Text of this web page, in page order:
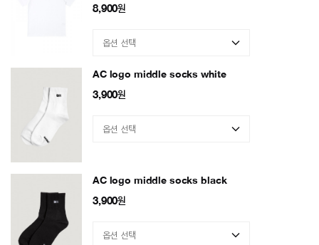
8,900원
AC logo middle socks white
3,900원
AC logo middle socks black
3,900원